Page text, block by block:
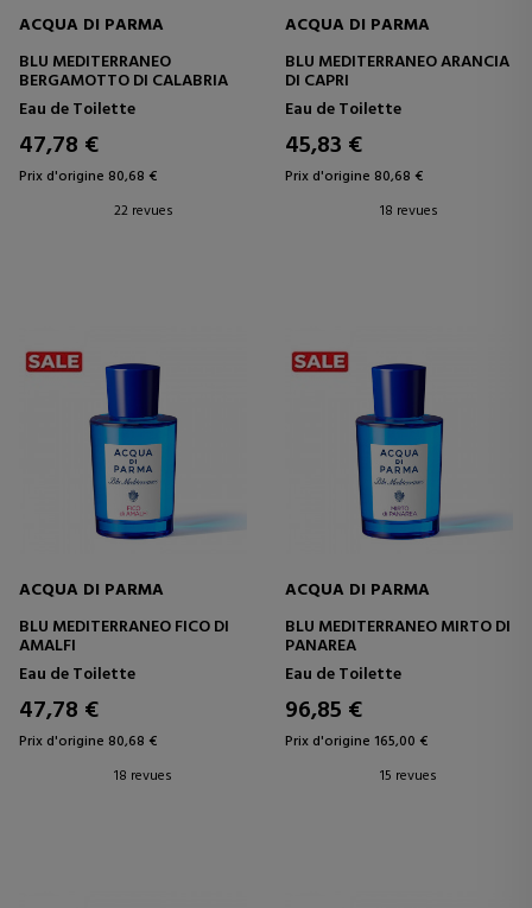
ACQUA DI PARMA
BLU MEDITERRANEO
BERGAMOTTO DI CALABRIA
Eau de Toilette
47,78 €
Prix d'origine 80,68 €
22 revues
ACQUA DI PARMA
BLU MEDITERRANEO ARANCIA
DI CAPRI
Eau de Toilette
45,83 €
Prix d'origine 80,68 €
18 revues
ACQUA DI PARMA
BLU MEDITERRANEO FICO DI
AMALFI
Eau de Toilette
47,78 €
Prix d'origine 80,68 €
18 revues
ACQUA DI PARMA
BLU MEDITERRANEO MIRTO DI
PANAREA
Eau de Toilette
96,85 €
Prix d'origine 165,00 €
15 revues